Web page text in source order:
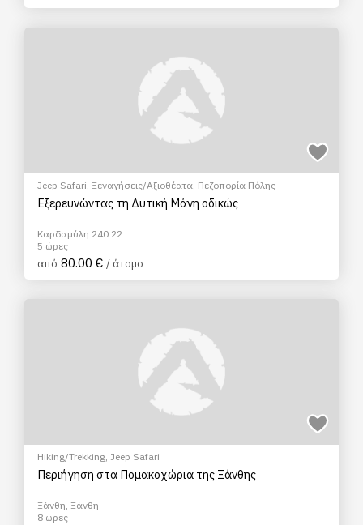
Jeep Safari, Ξεναγήσεις/Αξιοθέατα, Πεζοπορία Πόλης
Εξερευνώντας τη Δυτική Μάνη οδικώς
Καρδαμύλη 240 22
5 ώρες
από 80.00 € / άτομο
Hiking/Trekking, Jeep Safari
Περιήγηση στα Πομακοχώρια της Ξάνθης
Ξάνθη, Ξάνθη
8 ώρες